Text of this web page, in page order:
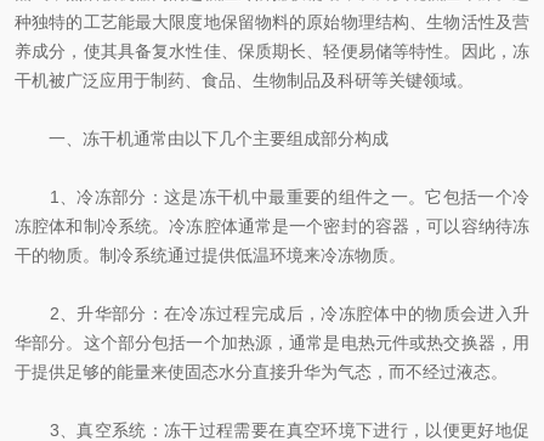
种独特的工艺能最大限度地保留物料的原始物理结构、生物活性及营
养成分，使其具备复水性佳、保质期长、轻便易储等特性。因此，冻
干机被广泛应用于制药、食品、生物制品及科研等关键领域。
一、冻干机通常由以下几个主要组成部分构成
1、冷冻部分：这是冻干机中最重要的组件之一。它包括一个冷
冻腔体和制冷系统。冷冻腔体通常是一个密封的容器，可以容纳待冻
干的物质。制冷系统通过提供低温环境来冷冻物质。
2、升华部分：在冷冻过程完成后，冷冻腔体中的物质会进入升
华部分。这个部分包括一个加热源，通常是电热元件或热交换器，用
于提供足够的能量来使固态水分直接升华为气态，而不经过液态。
3、真空系统：冻干过程需要在真空环境下进行，以便更好地促